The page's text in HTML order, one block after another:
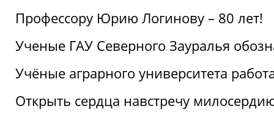
Профессору Юрию Логинову – 80 лет!
Ученые ГАУ Северного Зауралья
Учёные аграрного университета
Открыть сердца навстречу